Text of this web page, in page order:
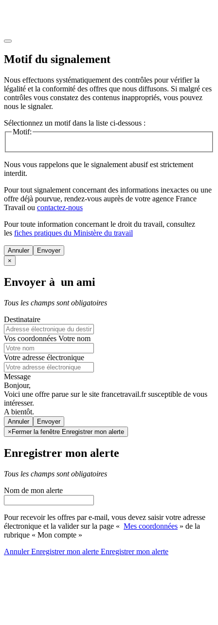
Motif du signalement
Nous effectuons systématiquement des contrôles pour vérifier la
légalité et la conformité des offres que nous diffusons. Si malgré ces
contrôles vous constatez des contenus inappropriés, vous pouvez
nous le signaler.
Sélectionnez un motif dans la liste ci-dessous :
Motif:
Nous vous rappelons que le signalement abusif est strictement
interdit.
Pour tout signalement concernant des informations inexactes ou une
offre déjà pourvue, rendez-vous auprès de votre agence France
Travail ou contactez-nous
Pour toute information concernant le droit du travail, consultez
les fiches pratiques du Ministère du travail
Annuler
×
Envoyer à un ami
Tous les champs sont obligatoires
Destinataire
Vos coordonnées Votre nom
Votre adresse électronique
Message
Bonjour,
Voici une offre parue sur le site francetravail.fr susceptible de vous
intéresser.
A bientôt.
Annuler
× Fermer la fenêtre Enregistrer mon alerte
Enregistrer mon alerte
Tous les champs sont obligatoires
Nom de mon alerte
Pour recevoir les offres par e-mail, vous devez saisir votre adresse
électronique et la valider sur la page « Mes coordonnées » de la
rubrique « Mon compte »
AnnulerEnregistrer mon alerte Enregistrermon alerte